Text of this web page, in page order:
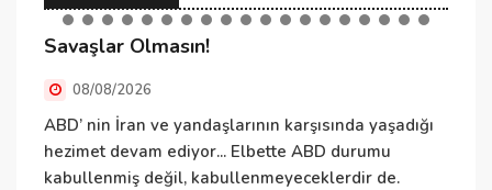
Savaşlar Olmasın!
08/08/2026
ABD’ nin İran ve yandaşlarının karşısında yaşadığı
hezimet devam ediyor... Elbette ABD durumu
kabullenmiş değil, kabullenmeyeceklerdir de.